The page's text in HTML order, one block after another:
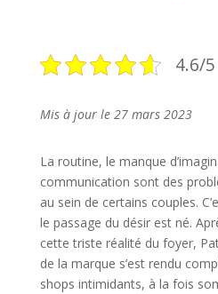
4.6/
Mis à jour le 27 mars 2023
La routine, le manque
communication sont des
au sein de certains couples.
le passage du désir est né.
cette triste réalité du foyer,
de la marque s’est rendu
shops intimidants, à la fois